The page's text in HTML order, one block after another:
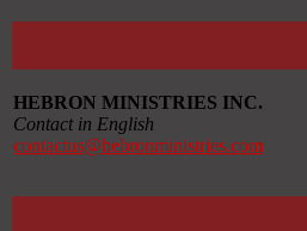
HEBRON MINISTRIES INC.
Contact in English
contactus@hebronministries.com